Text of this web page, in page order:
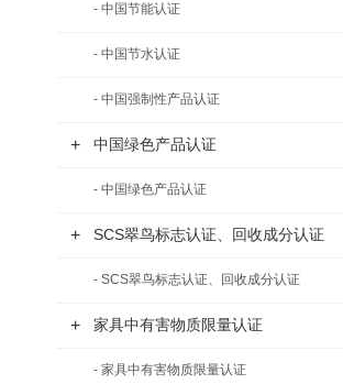
- 中国节能认证
- 中国节水认证
- 中国强制性产品认证
+ 中国绿色产品认证
- 中国绿色产品认证
+ SCS翠鸟标志认证、回收成分认证
- SCS翠鸟标志认证、回收成分认证
+ 家具中有害物质限量认证
- 家具中有害物质限量认证